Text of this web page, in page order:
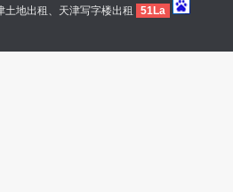
地出租、天津写字楼出租
51La